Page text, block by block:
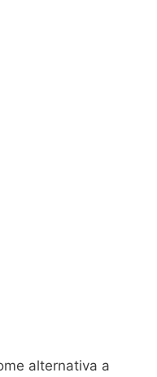
alternativa a